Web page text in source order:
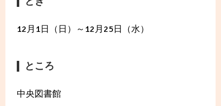
12月1日（日）～12月25日（水）
ところ
中央図書館